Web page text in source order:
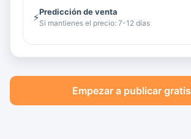
⚡Predicción de venta
Si mantienes el precio: 7-12 días
Empezar a publicar